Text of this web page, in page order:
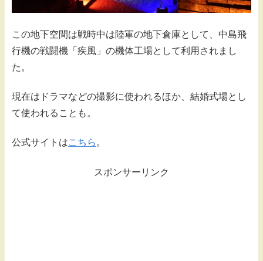
この地下空間は戦時中は陸軍の地下倉庫として、中島飛
行機の戦闘機「疾風」の機体工場として利用されまし
た。
現在はドラマなどの撮影に使われるほか、結婚式場とし
て使われることも。
公式サイトはこちら 。
スポンサーリンク